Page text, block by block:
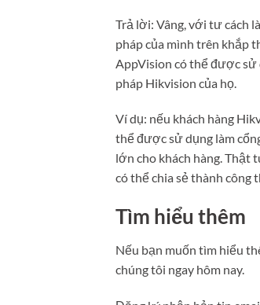
Trả lời: Vâng, với tư cách
pháp của mình trên khắp
AppVision có thể được sử
pháp Hikvision của họ.
Ví dụ: nếu khách hàng
thể được sử dụng làm
lớn cho khách hàng. Thật
có thể chia sẻ thành công
Tìm hiểu thêm
Nếu bạn muốn tìm hiểu
chúng tôi ngay hôm nay.